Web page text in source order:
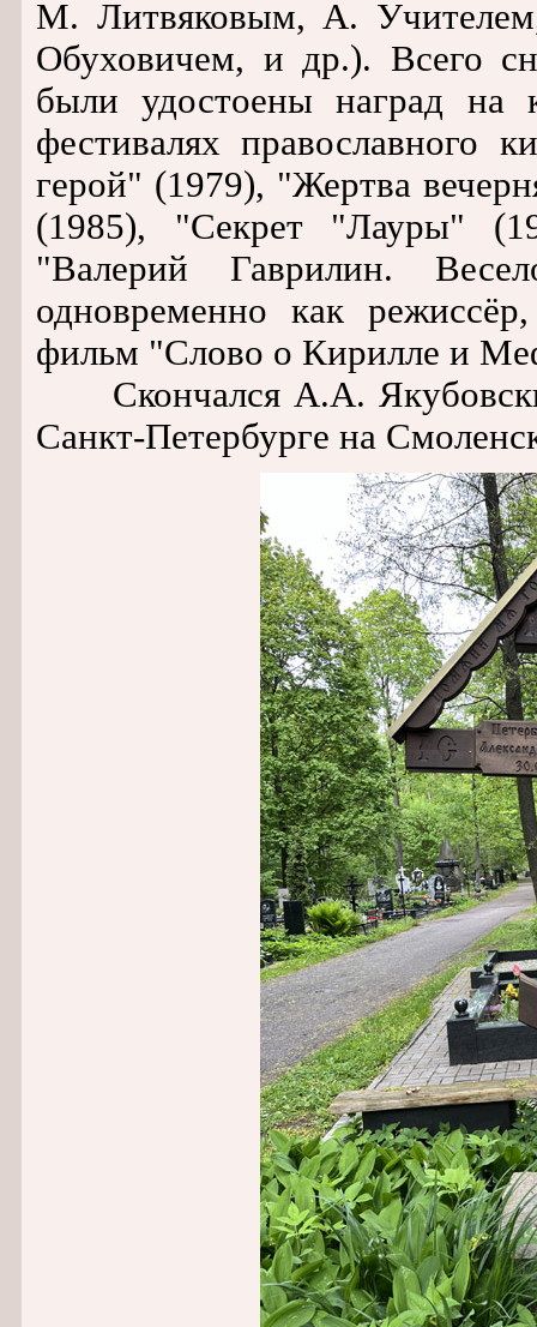
М. Литвяковым, А.
Обуховичем, и др.). Всего
были удостоены наград на
фестивалях
герой" (1979), "Жертва
(1985), "Секрет "Лауры"
"Валерий Гаврилин.
одновременно как
фильм "Слово о Кирилле и
Скончался А.А.
Санкт-Петербурге на